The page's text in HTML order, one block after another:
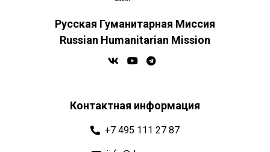
Русская Гуманитарная Миссия
Russian Humanitarian Mission
Контактная информация
+7 495 111 27 87